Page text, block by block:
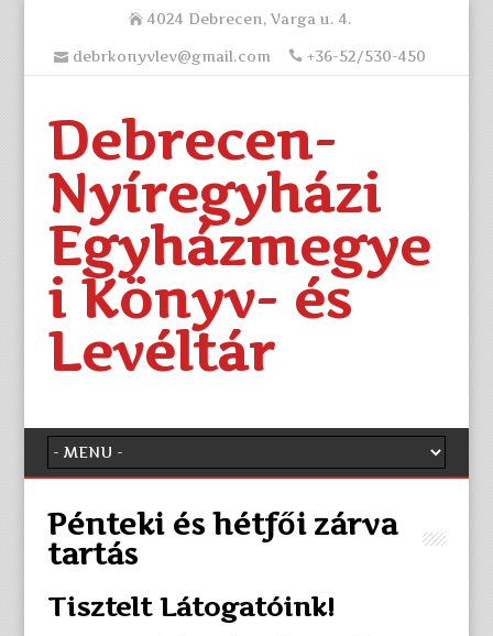
4024 Debrecen, Varga u. 4.
debrkonyvlev@gmail.com +36-52/530-450
Debrecen-
Nyíregyházi
Egyházmegye
i Könyv- és
Levéltár
Pénteki és hétfői zárva
tartás
Tisztelt Látogatóink!